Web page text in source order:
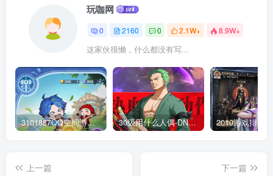
玩咖网
0 2160 0 2.1W+ 8.9W+
这家伙很懒，什么都没有写...
3101887QQ空间游戏专区-海量小游戏免费玩 30级用什么人偶-DNF新手升级人偶选择指南
上一篇
下一篇